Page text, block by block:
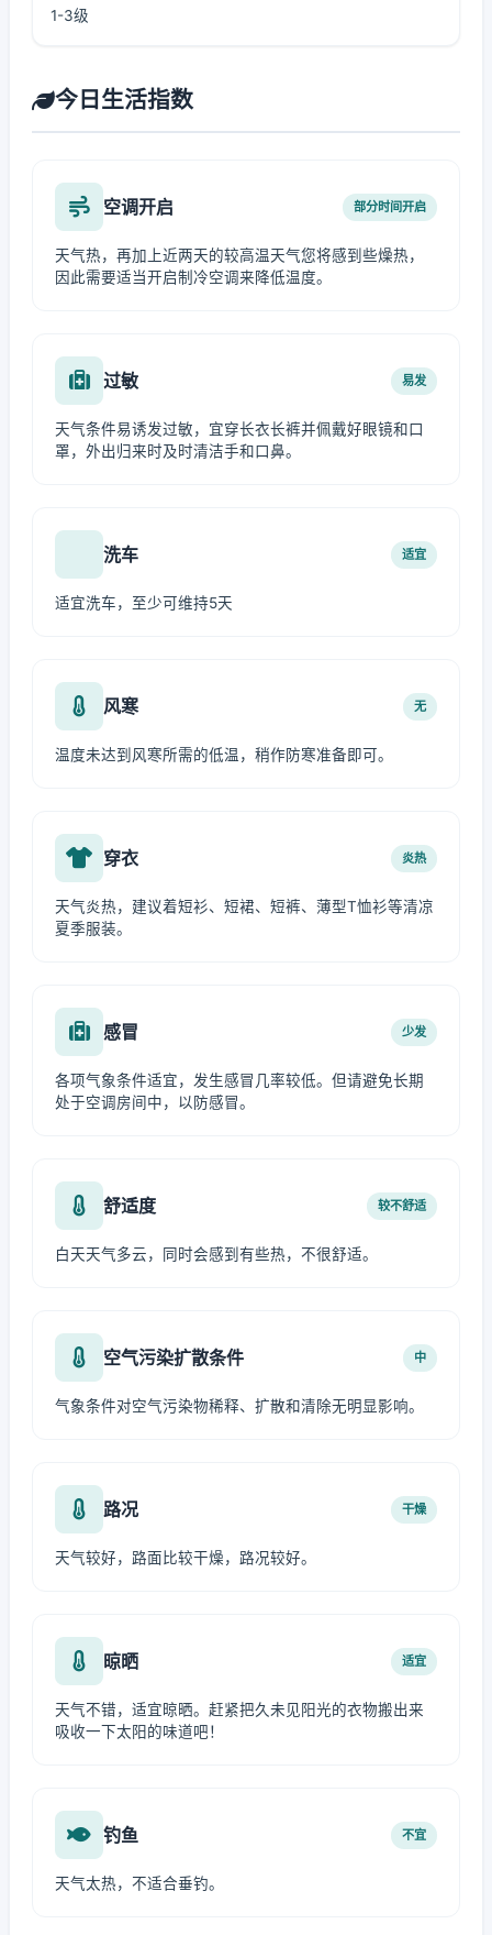
1-3级
今日生活指数
空调开启 部分时间开启
天气热，再加上近两天的较高温天气您将感到些燥热，
因此需要适当开启制冷空调来降低温度。
过敏 易发
天气条件易诱发过敏，宜穿长衣长裤并佩戴好眼镜和口
罩，外出归来时及时清洁手和口鼻。
洗车 适宜
适宜洗车，至少可维持5天
风寒 无
温度未达到风寒所需的低温，稍作防寒准备即可。
穿衣 炎热
天气炎热，建议着短衫、短裙、短裤、薄型T恤衫等清凉
夏季服装。
感冒 少发
各项气象条件适宜，发生感冒几率较低。但请避免长期
处于空调房间中，以防感冒。
舒适度 较不舒适
白天天气多云，同时会感到有些热，不很舒适。
空气污染扩散条件 中
气象条件对空气污染物稀释、扩散和清除无明显影响。
路况 干燥
天气较好，路面比较干燥，路况较好。
晾晒 适宜
天气不错，适宜晾晒。赶紧把久未见阳光的衣物搬出来
吸收一下太阳的味道吧！
钓鱼 不宜
天气太热，不适合垂钓。